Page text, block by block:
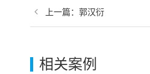
上一篇：郭汉衍
相关案例